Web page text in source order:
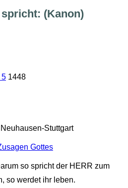
(Kanon)
51448
Stuttgart
Gottes
so spricht der HERR zum
so werdet ihr leben.